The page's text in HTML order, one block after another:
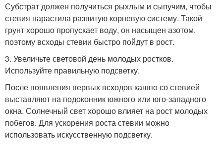
Субстрат должен получиться рыхлым и сыпучим, чтобы
стевия нарастила развитую корневую систему. Такой
грунт хорошо пропускает воду, он насыщен азотом,
поэтому всходы стевии быстро пойдут в рост.
3. Увеличьте световой день молодых ростков.
Используйте правильную подсветку.
После появления первых всходов кашпо со стевией
выставляют на подоконник южного или юго-западного
окна. Солнечный свет хорошо влияет на рост молодых
побегов. Для ускорения роста стевии можно
использовать искусственную подсветку.